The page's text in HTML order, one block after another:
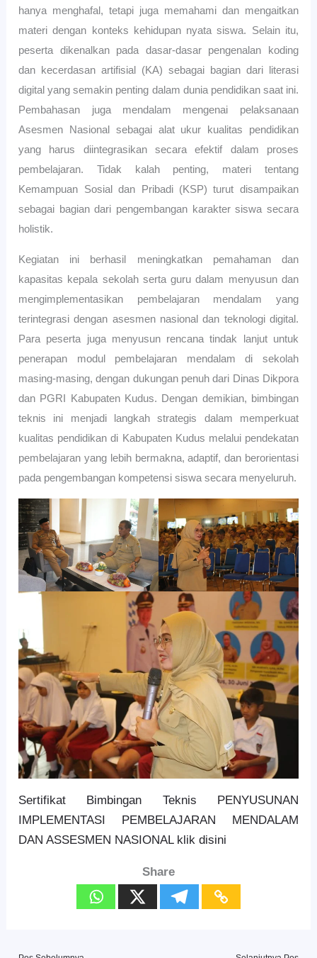
hanya menghafal, tetapi juga memahami dan mengaitkan
materi dengan konteks kehidupan nyata siswa. Selain itu,
peserta dikenalkan pada dasar-dasar pengenalan koding
dan kecerdasan artifisial (KA) sebagai bagian dari literasi
digital yang semakin penting dalam dunia pendidikan saat ini.
Pembahasan juga mendalam mengenai pelaksanaan
Asesmen Nasional sebagai alat ukur kualitas pendidikan
yang harus diintegrasikan secara efektif dalam proses
pembelajaran. Tidak kalah penting, materi tentang
Kemampuan Sosial dan Pribadi (KSP) turut disampaikan
sebagai bagian dari pengembangan karakter siswa secara
holistik.
Kegiatan ini berhasil meningkatkan pemahaman dan
kapasitas kepala sekolah serta guru dalam menyusun dan
mengimplementasikan pembelajaran mendalam yang
terintegrasi dengan asesmen nasional dan teknologi digital.
Para peserta juga menyusun rencana tindak lanjut untuk
penerapan modul pembelajaran mendalam di sekolah
masing-masing, dengan dukungan penuh dari Dinas Dikpora
dan PGRI Kabupaten Kudus. Dengan demikian, bimbingan
teknis ini menjadi langkah strategis dalam memperkuat
kualitas pendidikan di Kabupaten Kudus melalui pendekatan
pembelajaran yang lebih bermakna, adaptif, dan berorientasi
pada pengembangan kompetensi siswa secara menyeluruh.
Sertifikat Bimbingan Teknis PENYUSUNAN
IMPLEMENTASI PEMBELAJARAN MENDALAM
DAN ASSESMEN NASIONAL klik disini
Share